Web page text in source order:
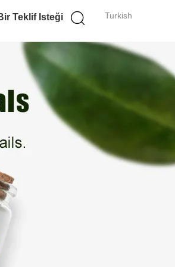
Turkish
Teklif Isteği